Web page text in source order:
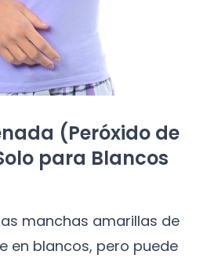
(Peróxido de
para Blancos
manchas amarillas de
en blancos, pero puede